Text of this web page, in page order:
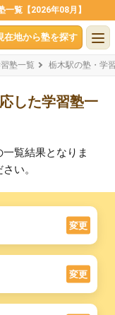
覧【2026年08月】
在地から塾を探す
塾一覧 栃木駅の塾・学
した学習塾一
覧結果となりま
い。
変更
変更